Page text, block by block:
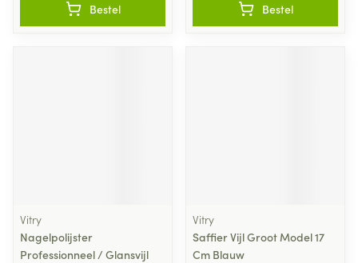
Bestel Bestel
Vitry
Nagelpolijster
Professionneel / Glansvijl
Vitry
Saffier Vijl Groot Model 17
Cm Blauw